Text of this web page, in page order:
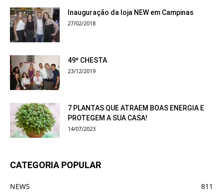
Inauguração da loja NEW em Campinas
27/02/2018
49º CHESTA
23/12/2019
7 PLANTAS QUE ATRAEM BOAS ENERGIA E
PROTEGEM A SUA CASA!
14/07/2023
CATEGORIA POPULAR
NEWS
811